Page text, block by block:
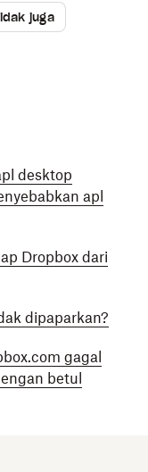
juga
desktop
apl
Dropbox dari
dipaparkan?
gagal
betul